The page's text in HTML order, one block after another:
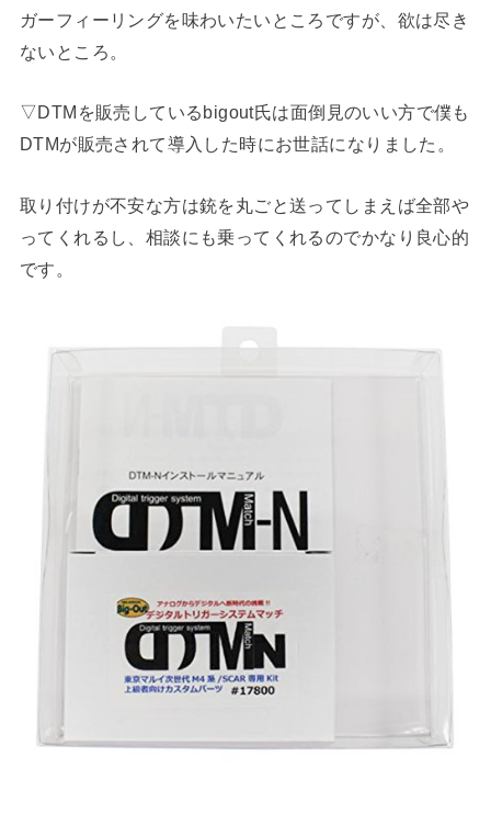
ガーフィーリングを味わいたいところですが、欲は尽き
ないところ。
▽DTMを販売しているbigout氏は面倒見のいい方で僕も
DTMが販売されて導入した時にお世話になりました。
取り付けが不安な方は銃を丸ごと送ってしまえば全部や
ってくれるし、相談にも乗ってくれるのでかなり良心的
です。